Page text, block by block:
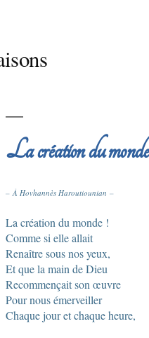
La création du monde
– À Hovhannès Haroutiounian –
La création du monde !
Comme si elle allait
Renaître sous nos yeux,
Et que la main de Dieu
Recommençait son œuvre
Pour nous émerveiller
Chaque jour et chaque heure,